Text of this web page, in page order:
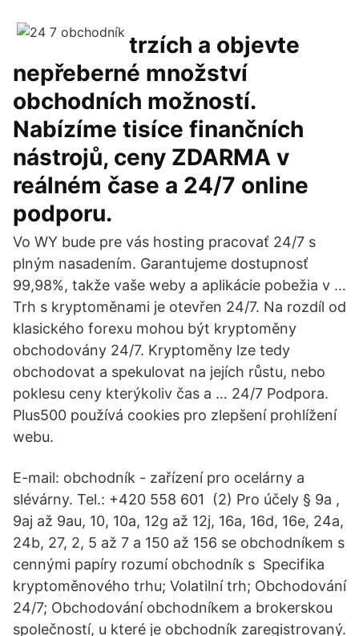
trzích a objevte
nepřeberné množství
obchodních možností.
Nabízíme tisíce finančních
nástrojů, ceny ZDARMA v
reálném čase a 24/7 online
podporu.
Vo WY bude pre vás hosting pracovať 24/7 s
plným nasadením. Garantujeme dostupnosť
99,98%, takže vaše weby a aplikácie pobežia v …
Trh s kryptoměnami je otevřen 24/7. Na rozdíl od
klasického forexu mohou být kryptoměny
obchodovány 24/7. Kryptoměny lze tedy
obchodovat a spekulovat na jejích růstu, nebo
poklesu ceny kterýkoliv čas a … 24/7 Podpora.
Plus500 používá cookies pro zlepšení prohlížení
webu.
E-mail: obchodník - zařízení pro ocelárny a
slévárny. Tel.: +420 558 601 (2) Pro účely § 9a ,
9aj až 9au, 10, 10a, 12g až 12j, 16a, 16d, 16e, 24a,
24b, 27, 2, 5 až 7 a 150 až 156 se obchodníkem s
cennými papíry rozumí obchodník s Specifika
kryptoměnového trhu; Volatilní trh; Obchodování
24/7; Obchodování obchodníkem a brokerskou
společností, u které je obchodník zaregistrovaný.